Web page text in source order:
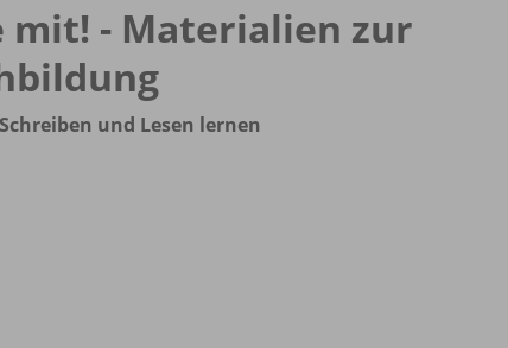
mit! - Materialien zur
und Lesen lernen